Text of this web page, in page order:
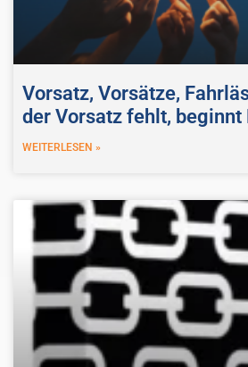
Vorsatz, Vorsätze,
der Vorsatz fehlt,
WEITERLESEN »